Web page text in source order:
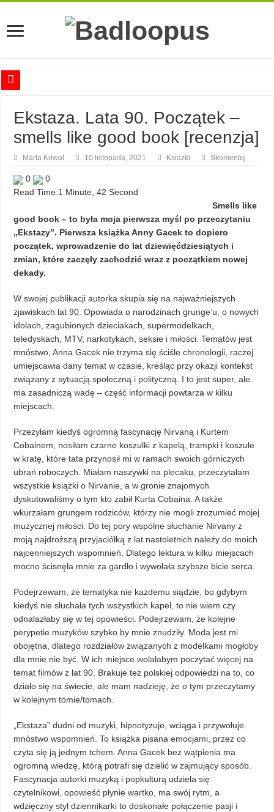
Najciekawsze książki o kobietach nauki
Najlepsze mangi dla dorosłych
Najciekawsze zapowiedzi komiksowe na 2023 rok
Ekstaza. Lata 90. Początek –
smells like good book [recenzja]
Marta Kowal 10 listopada, 2021 Ksiazki Skomentuj
0
0
Read Time:1 Minute, 42 Second
Smells like
good book – to była moja pierwsza myśl po przeczytaniu
„Ekstazy”. Pierwsza książka Anny Gacek to dopiero
początek, wprowadzenie do lat dziewięćdziesiątych i
zmian, które zaczęły zachodzić wraz z początkiem nowej
dekady.
W swojej publikacji autorka skupia się na najważniejszych
zjawiskach lat 90. Opowiada o narodzinach grunge’u, o nowych
idolach, zagubionych dzieciakach, supermodelkach,
teledyskach, MTV, narkotykach, seksie i miłości. Tematów jest
mnóstwo, Anna Gacek nie trzyma się ściśle chronologii, raczej
umiejscawia dany temat w czasie, kreśląc przy okazji kontekst
związany z sytuacją społeczną i polityczną. I to jest super, ale
ma zasadniczą wadę – część informacji powtarza w kilku
miejscach.
Przeżyłam kiedyś ogromną fascynację Nirvaną i Kurtem
Cobainem, nosiłam czarne koszulki z kapelą, trampki i koszule
w kratę, które tata przynosił mi w ramach swoich górniczych
ubrań roboczych. Miałam naszywki na plecaku, przeczytałam
wszystkie książki o Nirvanie, a w gronie znajomych
dyskutowaliśmy o tym kto zabił Kurta Cobaina. A także
wkurzałam grungem rodziców, którzy nie mogli zrozumieć mojej
muzycznej miłości. Do tej pory wspólne słuchanie Nirvany z
moją najdroższą przyjaciółką z lat nastoletnich należy do moich
najcenniejszych wspomnień. Dlatego lektura w kilku miejscach
mocno ścisnęła mnie za gardło i wywołała szybsze bicie serca.
Podejrzewam, że tematyka nie każdemu siądzie, bo gdybym
kiedyś nie słuchała tych wszystkich kapel, to nie wiem czy
odnalazłaby się w tej opowieści. Podejrzewam, że kolejne
perypetie muzyków szybko by mnie znudziły. Moda jest mi
obojętna, dlatego rozdziałów związanych z modelkami mogłoby
dla mnie nie być. W ich miejsce wolałabym poczytać więcej na
temat filmów z lat 90. Brakuje też polskiej odpowiedzi na to, co
działo się na świecie, ale mam nadzieję, że o tym przeczytamy
w kolejnym tomie/tomach.
„Ekstaza” dudni od muzyki, hipnotyzuje, wciąga i przywołuje
mnóstwo wspomnień. To książka pisana emocjami, przez co
czyta się ją jednym tchem. Anna Gacek bez wątpienia ma
ogromną wiedzę, którą potrafi się dzielić w zajmujący sposób.
Fascynacja autorki muzyką i popkulturą udziela się
czytelnikowi, opowieść płynie wartko, ma swój rytm, a
wdzięczny styl dziennikarki to doskonałe połączenie pasji i